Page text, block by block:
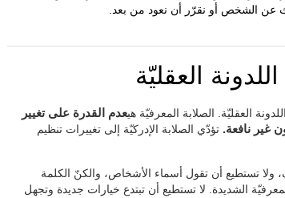
عن الشخص أو نقرّر أن نعود من بعد.
العقليّة
العقليّة. الصلابة المعرفيّة هيعدم القدرة على تغيير
غير نافعة. تؤدّي الصلابة الإدركيّة إلى تغييرات تنظيم
ولا تستطيع أن تقول أسماء الأشخاص، والكنّ الكلمة
الشديدة. لا تستطيع أن تبتدع خيارات جديدة وتجهل